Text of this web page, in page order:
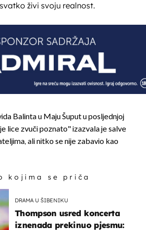
živi svoju realnost.
Balinta u Maju Šuput u posljednjoj
lice zvuči poznato" izazvala je salve
ali nitko se nije zabavio kao
kojima se priča
DRAMA U ŠIBENIKU
Thompson usred koncerta
iznenada prekinuo pjesmu: